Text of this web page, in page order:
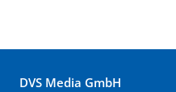
DVS Media GmbH